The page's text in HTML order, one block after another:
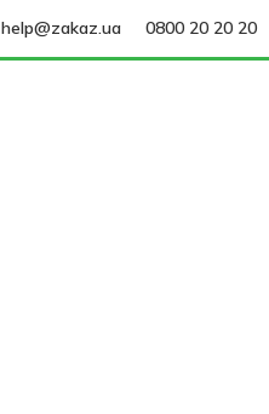
help@zakaz.ua 0800 20 20 20